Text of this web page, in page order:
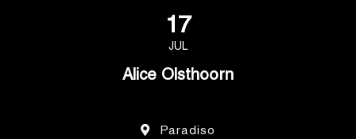
17
JUL
Alice Olsthoorn
Paradiso